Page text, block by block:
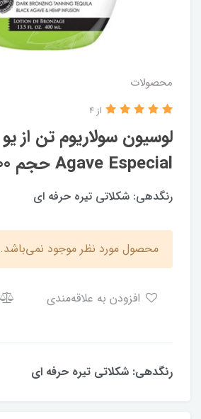
محصولات
Agave Especial حجم 400 میل
از 4
رنگدهی: شکلاتی تیره حرفه ای
محصول مورد نظر موجود نمی‌باشد.
رنگدهی: شکلاتی تیره حرفه ای